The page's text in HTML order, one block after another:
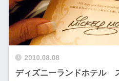
2010.08.08
ディズニーランドホテル